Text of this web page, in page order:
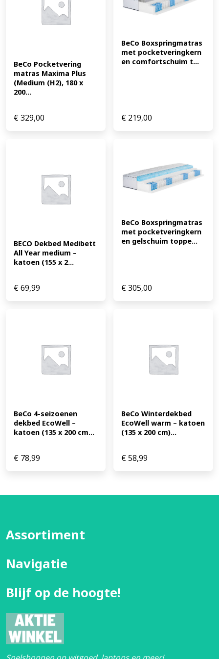
matras is een eenvoudige, maar fijne keuze. Het ligt
lekker en biedt redelijke ondersteuning. Het is licht van
gewicht en makkelijk te verplaatsen. Dit EAN:
BeCo Pocketvering
matras Maxima Plus
(Medium (H2), 180 x
200...
€329,00
BeCo Boxspringmatras
met pocketveringkern
en comfortschuim t...
€ 219,00
BECO Dekbed Medibett
All Year medium –
katoen (155 x 2...
€69,99
BeCo Boxspringmatras
met pocketveringkern
en gelschuim toppe...
€305,00
BeCo 4-seizoenen
dekbed EcoWell –
katoen (135 x 200 cm...
€ 78,99
BeCo Winterdekbed
EcoWell warm – katoen
(135 x 200 cm)...
€58,99
Assortiment
Navigatie
Blijf op de hoogte!